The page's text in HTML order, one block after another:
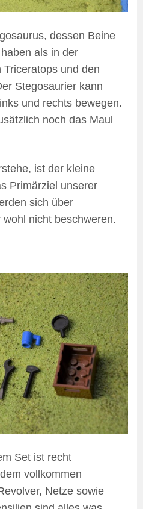
dessen Beine
als in der
und den
Stegosaurier kann
und rechts bewegen.
noch das Maul
ist der kleine
Primärziel unserer
sich über
nicht beschweren.
Set ist recht
vollkommen
Netze sowie